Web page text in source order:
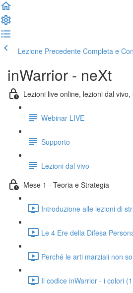
Lezione Precedente Completa e
inWarrior - neXt
Lezioni live online, lezioni dal vivo,
Webinar LIVE
Supporto
Lezioni dal vivo
Mese 1 - Teoria e Strategia
Introduzione alle lezioni di
Le 4 Ere della Difesa
Perché le arti marziali non
Il codice inWarrior - i colori